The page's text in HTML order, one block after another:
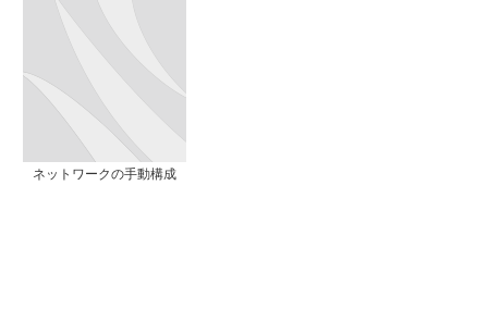
ネットワークの手動構成